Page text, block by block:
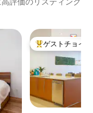
大好評のゲスト
ゲストチョイス